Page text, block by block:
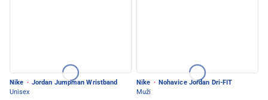
Nike · Jordan Jumpman Wristband
Unisex
Nike · Nohavice Jordan Dri-FIT
Muži